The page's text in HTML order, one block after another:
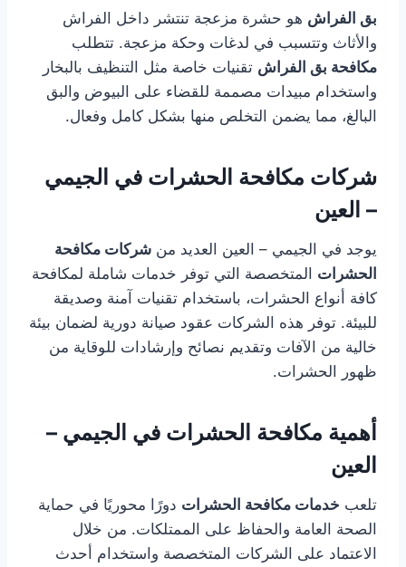
بق الفراش هو حشرة مزعجة تنتشر داخل الفراش
والأثاث وتتسبب في لدغات وحكة مزعجة. تتطلب
مكافحة بق الفراش تقنيات خاصة مثل التنظيف بالبخار
واستخدام مبيدات مصممة للقضاء على البيوض والبق
البالغ، مما يضمن التخلص منها بشكل كامل وفعال.
شركات مكافحة الحشرات في الجيمي
– العين
يوجد في الجيمي – العين العديد من شركات مكافحة
الحشرات المتخصصة التي توفر خدمات شاملة لمكافحة
كافة أنواع الحشرات، باستخدام تقنيات آمنة وصديقة
للبيئة. توفر هذه الشركات عقود صيانة دورية لضمان بيئة
خالية من الآفات وتقديم نصائح وإرشادات للوقاية من
ظهور الحشرات.
أهمية مكافحة الحشرات في الجيمي –
العين
تلعب خدمات مكافحة الحشرات دورًا محوريًا في حماية
الصحة العامة والحفاظ على الممتلكات. من خلال
الاعتماد على الشركات المتخصصة واستخدام أحدث